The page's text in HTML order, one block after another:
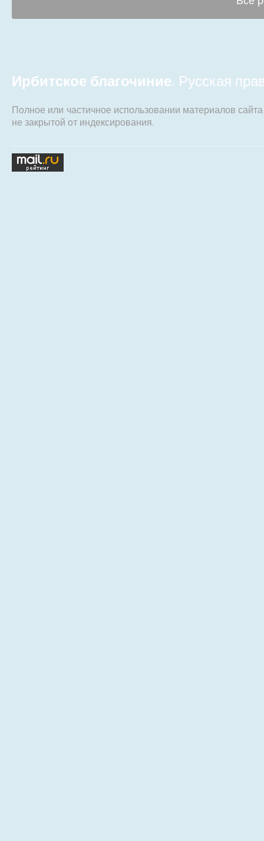
Ирбитское благочиние. Русская
Полное или частичное использовании материалов
не закрытой от индексирования.